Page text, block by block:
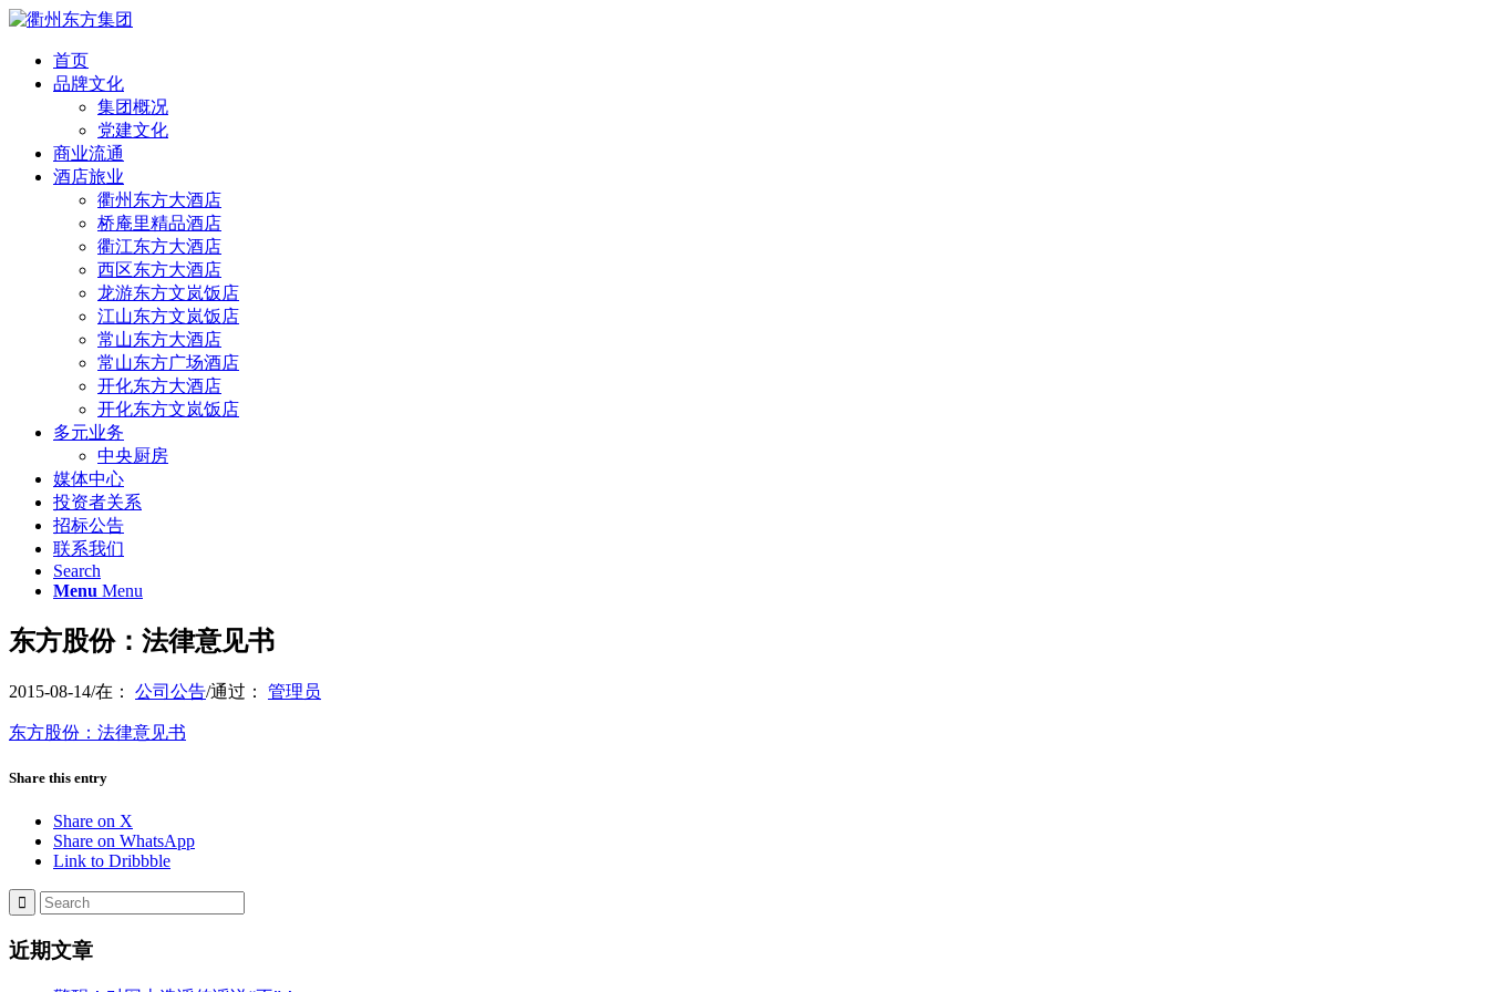
首页
品牌文化
集团概况
党建文化
商业流通
酒店旅业
衢州东方大酒店
桥庵里精品酒店
衢江东方大酒店
西区东方大酒店
龙游东方文岚饭店
江山东方文岚饭店
常山东方大酒店
常山东方广场酒店
开化东方大酒店
开化东方文岚饭店
多元业务
中央厨房
媒体中心
投资者关系
招标公告
联系我们
Search
Menu Menu
东方股份：法律意见书
2015-08-14/在： 公司公告/通过： 管理员
东方股份：法律意见书
Share this entry
Share on X
Share on WhatsApp
Link to Dribbble
近期文章